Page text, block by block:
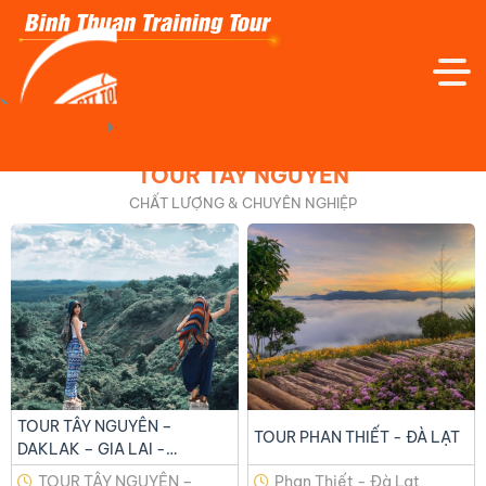
TRANG CHỦ
GIỚI THIỆU
TOUR TRONG NƯỚC
TOUR QUỐC TẾ
TOUR TRẢI NGHIỆM - DÃ NGOẠI
TOUR TÂY NGUYÊN
CHẤT LƯỢNG & CHUYÊN NGHIỆP
TOUR TÂY NGUYÊN –
DAKLAK – GIA LAI -
KOMTUM
TOUR TÂY NGUYÊN –
TOUR PHAN THIẾT - ĐÀ LẠT
Phan Thiết - Đà Lạt